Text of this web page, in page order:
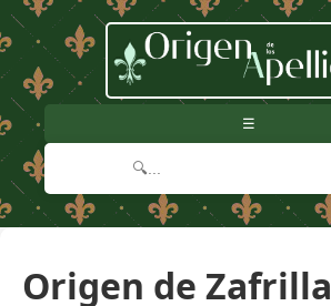
☰
Origen de Zafrilla